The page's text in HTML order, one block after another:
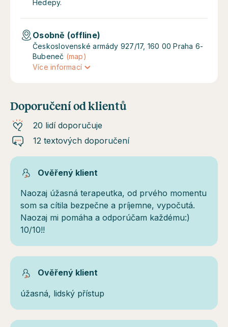
Hedepy.
Osobně (offline)
Československé armády 927/17, 160 00 Praha 6-
Bubeneč (map)
Více informací
Doporučení od klientů
20 lidí doporučuje
12 textových doporučení
Ověřený klient
Naozaj úžasná terapeutka, od prvého momentu
som sa cítila bezpečne a príjemne, vypočutá.
Naozaj mi pomáha a odporúčam každému:)
10/10!!
Ověřený klient
úžasná, lidský přístup